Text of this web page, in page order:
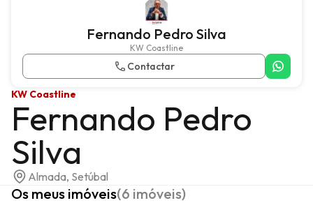
Fernando Pedro Silva
KW Coastline
Contactar
KW Coastline
Fernando Pedro
Silva
Almada, Setúbal
Os meus imóveis(6 imóveis)